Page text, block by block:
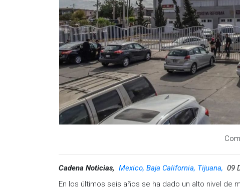
Cadena Noticias, Mexico, Baja California, Tijuana, 09
En los últimos seis años se ha dado un alto nivel de